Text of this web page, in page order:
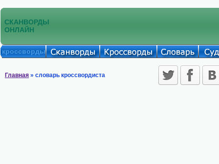
СКАНВОРДЫ
ОНЛАЙН
кроссворды
Главная » словарь кроссвордиста